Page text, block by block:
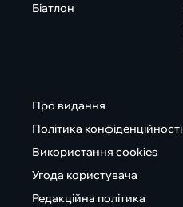
Біатлон
Про видання
Політика конфіденційності
Використання cookies
Угода користувача
Редакційна політика